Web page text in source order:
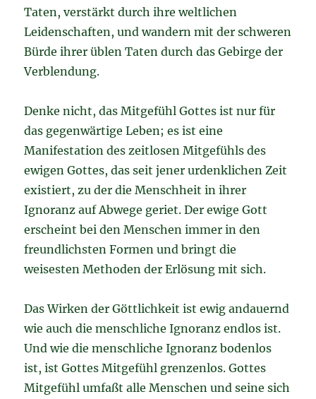
Taten, verstärkt durch ihre weltlichen
Leidenschaften, und wandern mit der schweren
Bürde ihrer üblen Taten durch das Gebirge der
Verblendung.
Denke nicht, das Mitgefühl Gottes ist nur für
das gegenwärtige Leben; es ist eine
Manifestation des zeitlosen Mitgefühls des
ewigen Gottes, das seit jener urdenklichen Zeit
existiert, zu der die Menschheit in ihrer
Ignoranz auf Abwege geriet. Der ewige Gott
erscheint bei den Menschen immer in den
freundlichsten Formen und bringt die
weisesten Methoden der Erlösung mit sich.
Das Wirken der Göttlichkeit ist ewig andauernd
wie auch die menschliche Ignoranz endlos ist.
Und wie die menschliche Ignoranz bodenlos
ist, ist Gottes Mitgefühl grenzenlos. Gottes
Mitgefühl umfaßt alle Menschen und seine sich